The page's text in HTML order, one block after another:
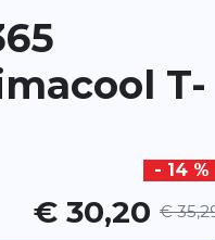
geschützt – es gelten die
T-
- 14 %
€ 30,20 €